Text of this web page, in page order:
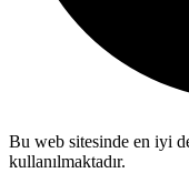
Bu web sitesinde en iyi
kullanılmaktadır.